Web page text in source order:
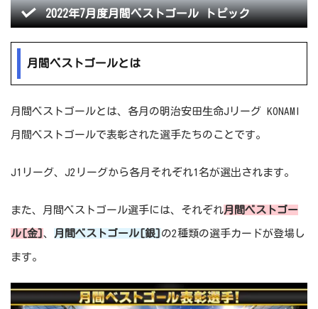
2022年7月度月間ベストゴール トピック
月間ベストゴールとは
月間ベストゴールとは、各月の明治安田生命Jリーグ KONAMI
月間ベストゴールで表彰された選手たちのことです。
J1リーグ、J2リーグから各月それぞれ1名が選出されます。
また、月間ベストゴール選手には、それぞれ月間ベストゴー
ル[金] 、 月間ベストゴール[銀] の2種類の選手カードが登場し
ます。